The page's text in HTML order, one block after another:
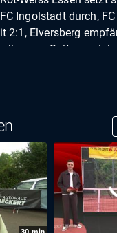
Ingolstadt durch,
2:1, Elversberg
zum Spitzenspiel.